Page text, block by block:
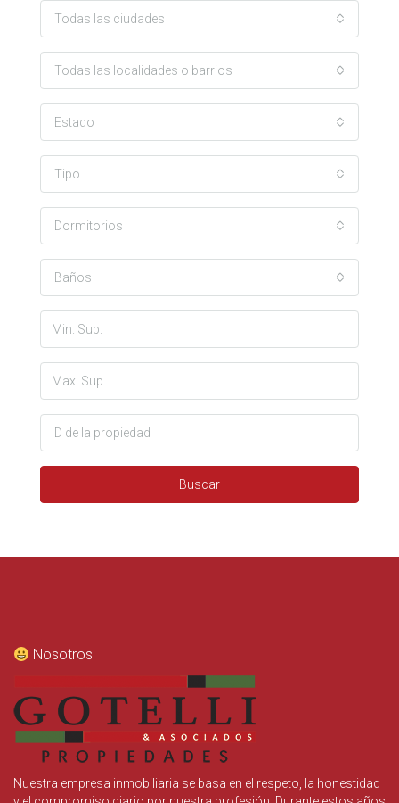
Todas las ciudades
Todas las localidades o barrios
Estado
Tipo
Dormitorios
Baños
Buscar
Nosotros
Nuestra empresa inmobiliaria se basa en el respeto, la honestidad